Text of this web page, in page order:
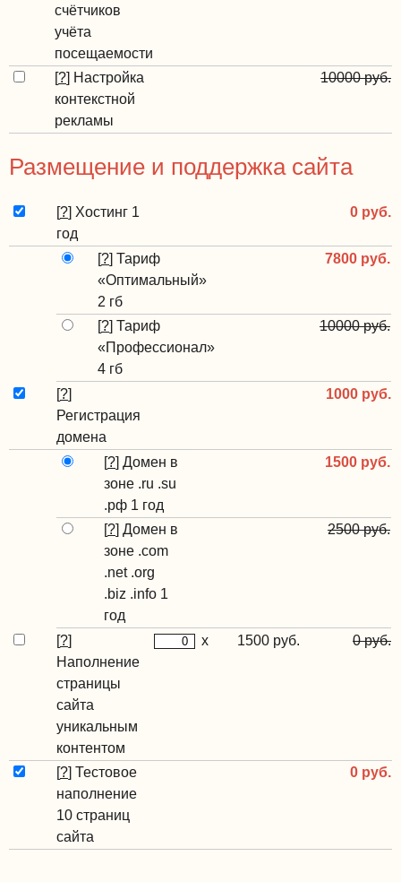
счётчиков
учёта
посещаемости
[?] Настройка
контекстной
рекламы
10000 руб.
Размещение и поддержка сайта
[?] Хостинг 1
год
0 руб.
[?] Тариф
«Оптимальный»
2 гб
7800 руб.
[?] Тариф
«Профессионал»
4 гб
10000 руб.
[?]
Регистрация
домена
1000 руб.
[?] Домен в
зоне .ru .su
.рф 1 год
1500 руб.
[?] Домен в
зоне .com
.net .org
.biz .info 1
год
2500 руб.
[?]
Наполнение
страницы
сайта
уникальным
контентом
x 1500 руб. 0 руб.
[?] Тестовое
наполнение
10 страниц
сайта
0 руб.